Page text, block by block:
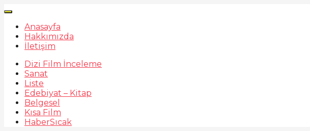
Anasayfa
Hakkımızda
İletişim
Dizi Film İnceleme
Sanat
Liste
Edebiyat – Kitap
Belgesel
Kısa Film
HaberSıcak